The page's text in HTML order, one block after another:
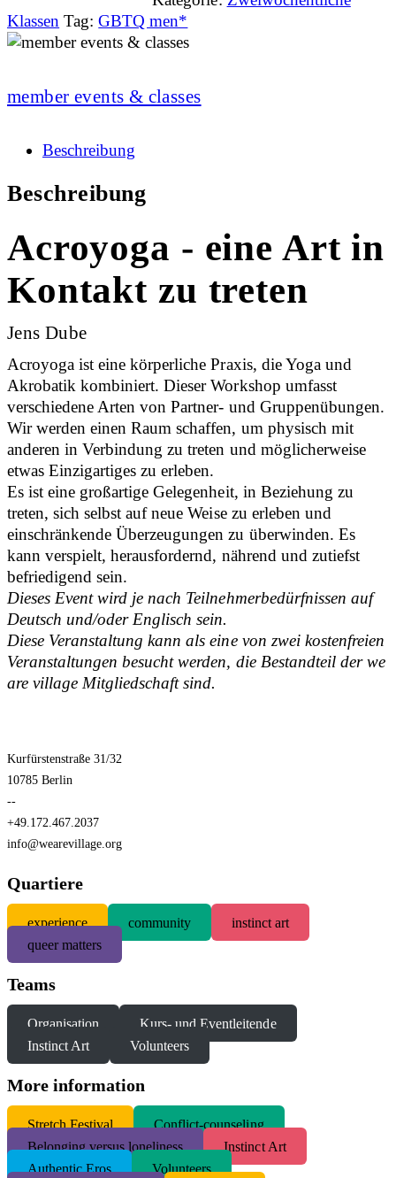
Klassen Tag: GBTQ men*
member events & classes
Beschreibung
Beschreibung
Acroyoga - eine Art in
Kontakt zu treten
Jens Dube
Acroyoga ist eine körperliche Praxis, die Yoga und
Akrobatik kombiniert. Dieser Workshop umfasst
verschiedene Arten von Partner- und Gruppenübungen.
Wir werden einen Raum schaffen, um physisch mit
anderen in Verbindung zu treten und möglicherweise
etwas Einzigartiges zu erleben.
Es ist eine großartige Gelegenheit, in Beziehung zu
treten, sich selbst auf neue Weise zu erleben und
einschränkende Überzeugungen zu überwinden. Es
kann verspielt, herausfordernd, nährend und zutiefst
befriedigend sein.
Dieses Event wird je nach Teilnehmerbedürfnissen auf
Deutsch und/oder Englisch sein.
Diese Veranstaltung kann als eine von zwei kostenfreien
Veranstaltungen besucht werden, die Bestandteil der we
are village Mitgliedschaft sind.
Kurfürstenstraße 31/32
10785 Berlin
--
+49.172.467.2037
info@wearevillage.org
Quartiere
experience community
instinct art
queer matters
Teams
Organisation
Kurs- und Eventleitende
Instinct Art
Volunteers
More information
Stretch Festival
Conflict-counseling
Belonging versus loneliness
Instinct Art
Authentic Eros
Volunteers